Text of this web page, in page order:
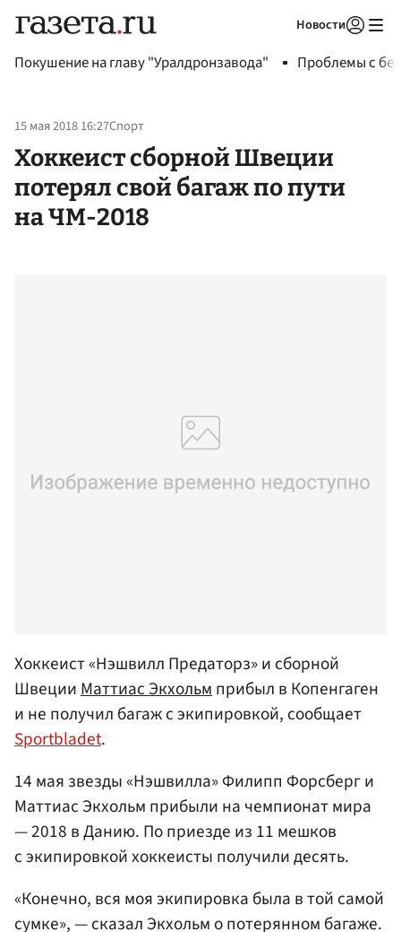
Новости
Покушение на главу "Уралдронзавода" Проблемы с
15 мая 2018 16:27Спорт
Хоккеист сборной Швеции
потерял свой багаж по пути
на ЧМ-2018
Хоккеист «Нэшвилл Предаторз» и сборной
ШвецииМаттиас Экхольмприбыл в Копенгаген
и не получил багаж с экипировкой, сообщает
Sportbladet.
14 мая звезды «Нэшвилла» Филипп Форсберг и
Маттиас Экхольм прибыли на чемпионат мира
— 2018 в Данию. По приезде из 11 мешков
с экипировкой хоккеисты получили десять.
«Конечно, вся моя экипировка была в той самой
сумке», — сказал Экхольм о потерянном багаже.